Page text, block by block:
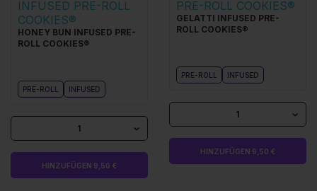
HONEY BUN INFUSED PRE-
ROLL COOKIES®
PRE-ROLL INFUSED
1
HINZUFÜGEN 9,50 €
GELATTI INFUSED PRE-
ROLL COOKIES®
PRE-ROLL INFUSED
1
HINZUFÜGEN 9,50 €